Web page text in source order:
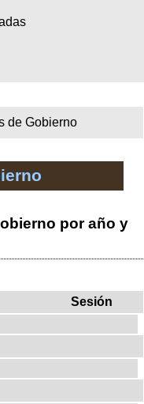
de Gobierno
por año y
Sesión